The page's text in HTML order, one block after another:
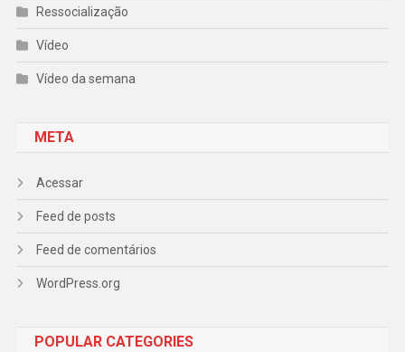
Ressocialização
Vídeo
Vídeo da semana
META
Acessar
Feed de posts
Feed de comentários
WordPress.org
POPULAR CATEGORIES